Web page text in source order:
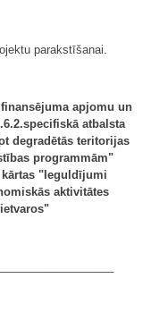
parakstīšanai.
apjomu un
atbalsta
degradētās teritorijas
programmām"
"Ieguldījumi
aktivitātes